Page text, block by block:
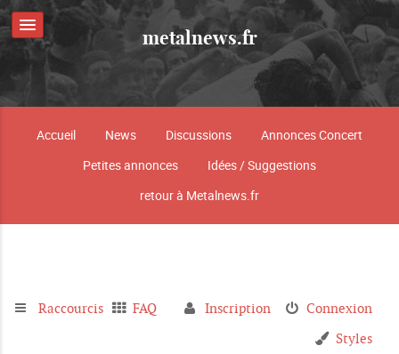
metalnews.fr
Accueil News Discussions
Annonces Concert
Petites annonces
Idées / Suggestions
retour à Metalnews.fr
Raccourcis FAQ Connexion
Inscription
Styles